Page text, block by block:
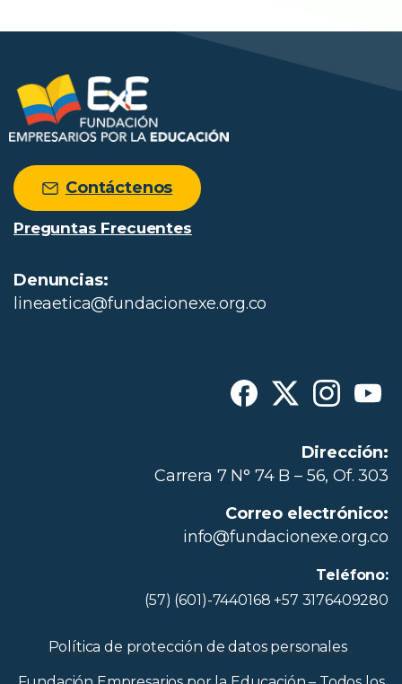
Contáctenos
Preguntas Frecuentes
Denuncias:
lineaetica@fundacionexe.org.co
Dirección:
Carrera 7 N° 74 B – 56, Of. 303
Correo electrónico:
info@fundacionexe.org.co
Teléfono:
(57) (601)-7440168 +57 3176409280
Política de protección de datos personales